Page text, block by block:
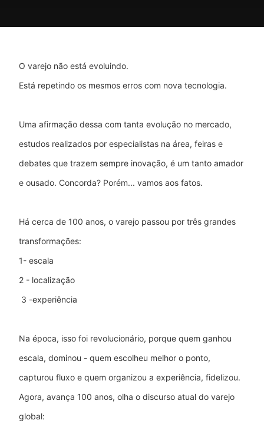
O varejo não está evoluindo.
Está repetindo os mesmos erros com nova tecnologia.
Uma afirmação dessa com tanta evolução no mercado,
estudos realizados por especialistas na área, feiras e
debates que trazem sempre inovação, é um tanto amador
e ousado. Concorda? Porém... vamos aos fatos.
Há cerca de 100 anos, o varejo passou por três grandes
transformações:
1- escala
2 - localização
3 -experiência
Na época, isso foi revolucionário, porque quem ganhou
escala, dominou - quem escolheu melhor o ponto,
capturou fluxo e quem organizou a experiência, fidelizou.
Agora, avança 100 anos, olha o discurso atual do varejo
global: